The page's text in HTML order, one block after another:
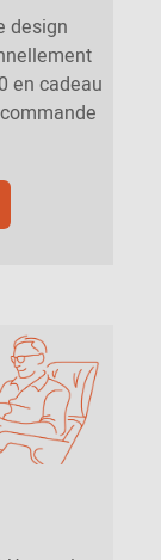
design
en cadeau